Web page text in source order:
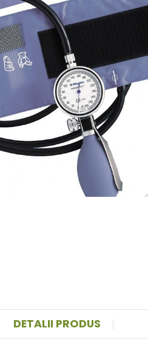
DETALII PRODUS